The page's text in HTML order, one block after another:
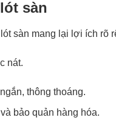
sàn
sàn mang lại lợi ích rõ
nát.
thông thoáng.
bảo quản hàng hóa.